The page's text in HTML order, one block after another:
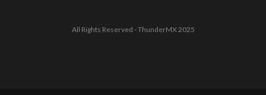
All Rights Reserved - ThunderMX 2025